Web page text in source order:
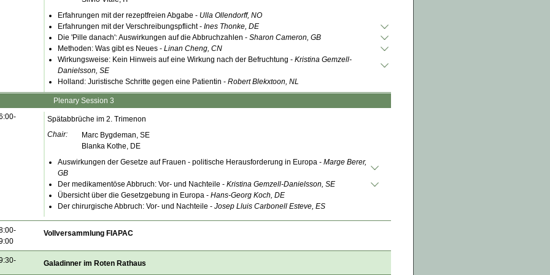
Erfahrungen mit der rezeptfreien Abgabe - Ulla Ollendorff, NO
Erfahrungen mit der Verschreibungspflicht - Ines Thonke, DE
Die 'Pille danach': Auswirkungen auf die Abbruchzahlen - Sharon Cameron, GB
Methoden: Was gibt es Neues - Linan Cheng, CN
Wirkungsweise: Kein Hinweis auf eine Wirkung nach der Befruchtung - Kristina Gemzell-
Danielsson, SE
Holland: Juristische Schritte gegen eine Patientin - Robert Blekxtoon, NL
Plenary Session 3
Spätabbrüche im 2. Trimenon
Chair:
Marc Bygdeman, SE
Blanka Kothe, DE
Auswirkungen der Gesetze auf Frauen - politische Herausforderung in Europa - Marge Berer,
GB
Der medikamentöse Abbruch: Vor- und Nachteile - Kristina Gemzell-Danielsson, SE
Übersicht über die Gesetzgebung in Europa - Hans-Georg Koch, DE
Der chirurgische Abbruch: Vor- und Nachteile - Josep Lluis Carbonell Esteve, ES
Vollversammlung FIAPAC
Galadinner im Roten Rathaus